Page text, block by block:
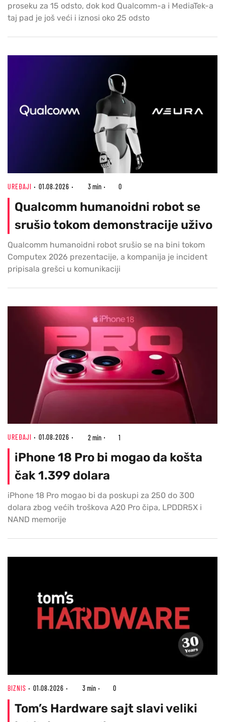
proseku za 15 odsto, dok kod Qualcomm-a i MediaTek-a
taj pad je još veći i iznosi oko 25 odsto
UREĐAJI 01.08.2026 3 min 0
Qualcomm humanoidni robot se
srušio tokom demonstracije uživo
Qualcomm humanoidni robot srušio se na bini tokom
Computex 2026 prezentacije, a kompanija je incident
pripisala grešci u komunikaciji
UREĐAJI 01.08.2026 2 min 1
iPhone 18 Pro bi mogao da košta
čak 1.399 dolara
iPhone 18 Pro mogao bi da poskupi za 250 do 300
dolara zbog većih troškova A20 Pro čipa, LPDDR5X i
NAND memorije
BIZNIS 01.08.2026 3 min 0
Tom’s Hardware sajt slavi veliki